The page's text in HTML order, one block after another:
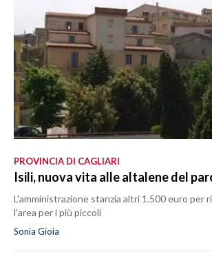
PROVINCIA DI CAGLIARI
Isili, nuova vita alle altalene del
L'amministrazione stanzia altri 1.500 euro per
l'area per i più piccoli
Sonia Gioia